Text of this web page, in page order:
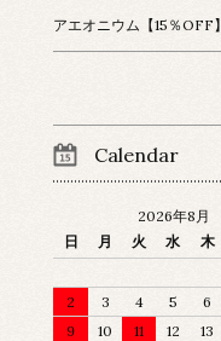
アエオニウム【15％OFF】
Calendar
2026年8月
日
月 火 水 木
2
3 4 5 6
9
10 11 12 13